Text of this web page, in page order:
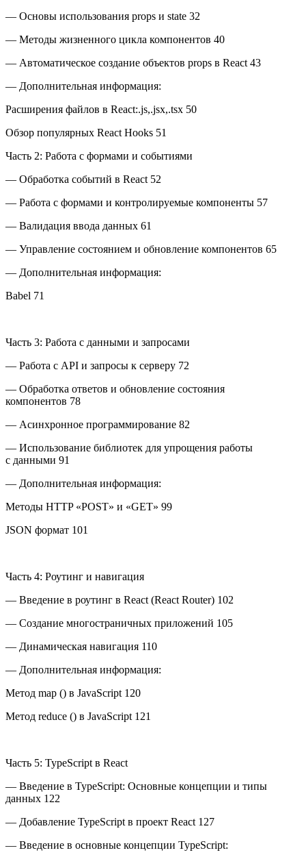
— Основы использования props и state 32
— Методы жизненного цикла компонентов 40
— Автоматическое создание объектов props в React 43
— Дополнительная информация:
Расширения файлов в React:.js,.jsx,.tsx 50
Обзор популярных React Hooks 51
Часть 2: Работа с формами и событиями
— Обработка событий в React 52
— Работа с формами и контролируемые компоненты 57
— Валидация ввода данных 61
— Управление состоянием и обновление компонентов 65
— Дополнительная информация:
Babel 71
Часть 3: Работа с данными и запросами
— Работа с API и запросы к серверу 72
— Обработка ответов и обновление состояния
компонентов 78
— Асинхронное программирование 82
— Использование библиотек для упрощения работы
с данными 91
— Дополнительная информация:
Методы HTTP «POST» и «GET» 99
JSON формат 101
Часть 4: Роутинг и навигация
— Введение в роутинг в React (React Router) 102
— Создание многoстраничных приложений 105
— Динамическая навигация 110
— Дополнительная информация:
Метод map () в JavaScript 120
Метод reduce () в JavaScript 121
Часть 5: TypeScript в React
— Введение в TypeScript: Основные концепции и типы
данных 122
— Добавление TypeScript в проект React 127
— Введение в основные концепции TypeScript: